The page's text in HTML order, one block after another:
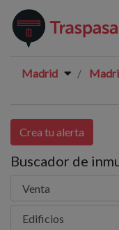
Madrid
Crea tu alerta
Buscador de